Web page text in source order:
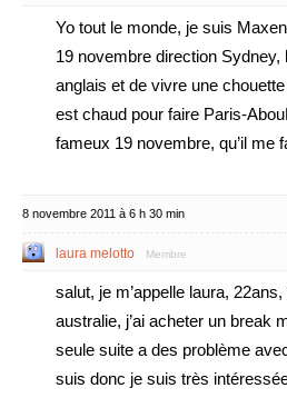
Yo tout le monde, je suis
19 novembre direction
anglais et de vivre une
est chaud pour faire Paris-
fameux 19 novembre, qu’il me
8 novembre 2011 à 6 h 30 min
laura melotto Membre
salut, je m’appelle laura,
australie, j’ai acheter un break
seule suite a des problème
suis donc je suis très